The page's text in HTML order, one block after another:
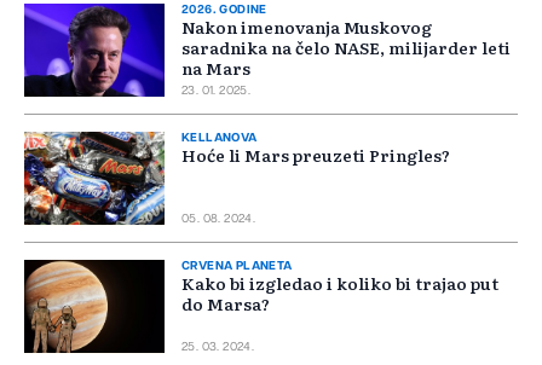
2026. GODINE
Nakon imenovanja Muskovog
saradnika na čelo NASE, milijarder leti
na Mars
23. 01. 2025.
KELLANOVA
Hoće li Mars preuzeti Pringles?
05. 08. 2024.
CRVENA PLANETA
Kako bi izgledao i koliko bi trajao put
do Marsa?
25. 03. 2024.